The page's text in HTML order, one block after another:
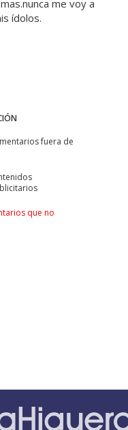
me voy a
ídolos.
fuera de
que no